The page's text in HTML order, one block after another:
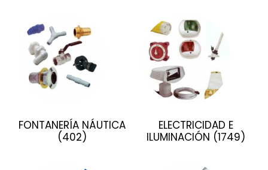
FONTANERÍA NÁUTICA
(402)
ELECTRICIDAD E
ILUMINACIÓN (1749)